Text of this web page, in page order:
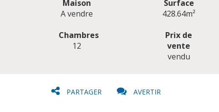
Maison
A vendre
Surface
428.64m²
Chambres
12
Prix de
vente
vendu
PARTAGER AVERTIR